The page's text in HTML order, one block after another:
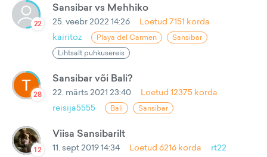
22
Sansibar vs Mehhiko
25. veebr 2022 14:26 Loetud 7151 korda
kairitoz
Playa del Carmen
Sansibar
Lihtsalt puhkusereis
28
Sansibar või Bali?
22. märts 2021 23:40 Loetud 12375 korda
reisija5555
Bali Sansibar
12
Viisa Sansibarilt
11. sept 2019 14:34 Loetud 6216 korda rt22